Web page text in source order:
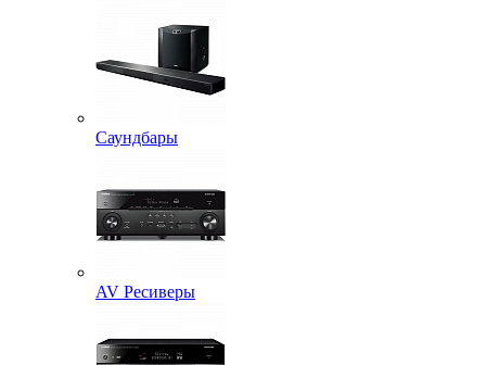
Саундбары
AV Ресиверы